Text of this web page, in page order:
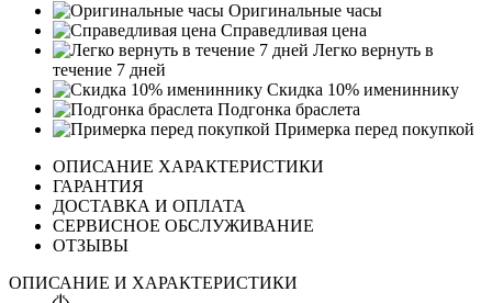
Оригинальные часы
Справедливая цена
Легко вернуть в
течение 7 дней
Скидка 10% имениннику
Подгонка браслета
Примерка перед покупкой
ОПИСАНИЕ ХАРАКТЕРИСТИКИ
ГАРАНТИЯ
ДОСТАВКА И ОПЛАТА
СЕРВИСНОЕ ОБСЛУЖИВАНИЕ
ОТЗЫВЫ
ОПИСАНИЕ И ХАРАКТЕРИСТИКИ